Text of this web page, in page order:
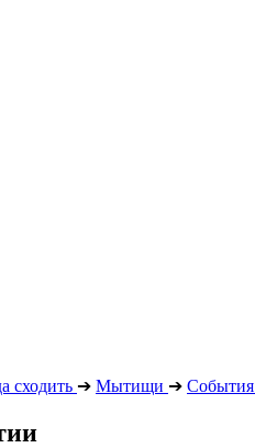
сходить ➔ Мытищи ➔ События